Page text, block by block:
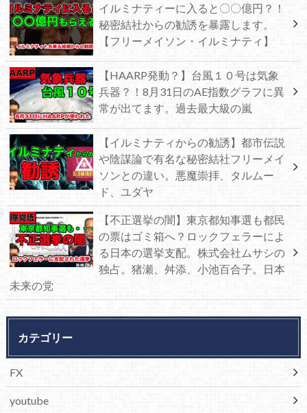
イルミナティーに入ると〇〇億円？！
秘密結社からの勧誘を暴露します。
【フリーメイソン・イルミナティ】
【HAARP発動？】台風１０号は気象
兵器？！8月31日のAE指数グラフに異
常が出てます。過去最大級の嵐
【イルミナティからの勧誘】都市伝説
や陰謀論で有名な秘密結社フリーメイ
ソンとの違い。悪魔崇拝、タルムー
ド、ユダヤ
【不正選挙の闇】東京都知事選も都民
の票はゴミ箱へ？ロックフェラーによ
る日本の選挙支配。株式会社ムサシの
独占。猪瀬、舛添、小池百合子。日本
未来の党
カテゴリー
FX
youtube